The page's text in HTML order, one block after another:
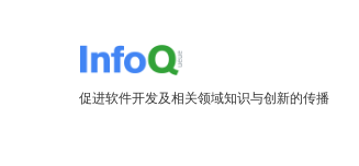
促进软件开发及相关领域知识与创新的传播